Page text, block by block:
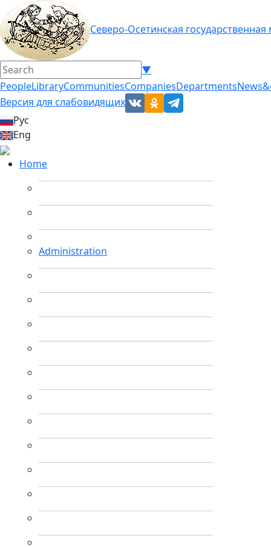
Северо-Осетинская
▼
PeopleLibraryCommunitiesCompaniesDepartments
Версия для слабовидящих
Рус
Eng
Home
Administration